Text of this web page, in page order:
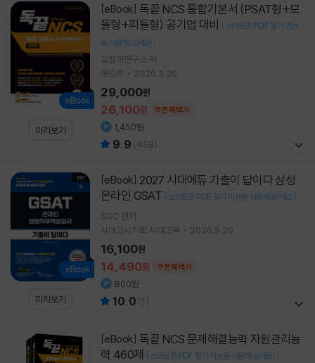
미리보기
[eBook] 독끝 NCS 통합기본서 (PSAT형+모
듈형+피듈형) 공기업 대비 [ 스마트한 PDF 필기 기능
을 사용해 보세요! ]
길잡이연구소 저
애드투
2026.3.20.
26,100원 쿠폰혜택가
29,000원
1,450원
9.9 (458)
미리보기
[eBook]
온라인 GSAT [ 스마트한 PDF 필기 기능을 사용해 보세요! ]
SDC 편저
시대고시기획 시대교육
2026.8.20.
14,490원 쿠폰혜택가
16,100원
800원
10.0 (1 )
[eBook] 독끝 NCS 문제해결능력 자원관리능
력 460제 [ 스마트한 PDF 필기 기능을 사용해 보세요! ]